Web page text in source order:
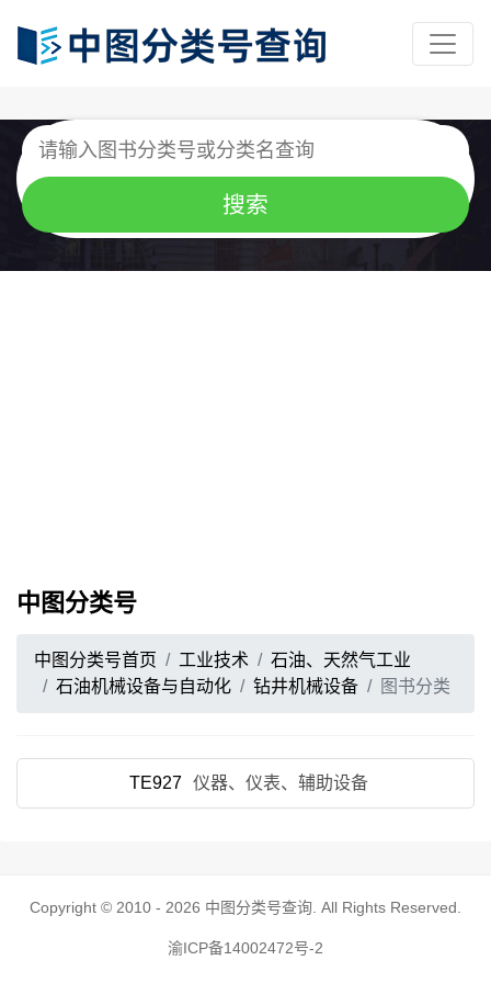
中图分类号
中图分类号首页 工业技术
石油、天然气工业
石油机械设备与自动化
钻井机械设备 图书分类
TE927 仪器、仪表、辅助设备
Copyright © 2010 - 2026 中图分类号查询 . All Rights Reserved.
渝ICP备14002472号-2